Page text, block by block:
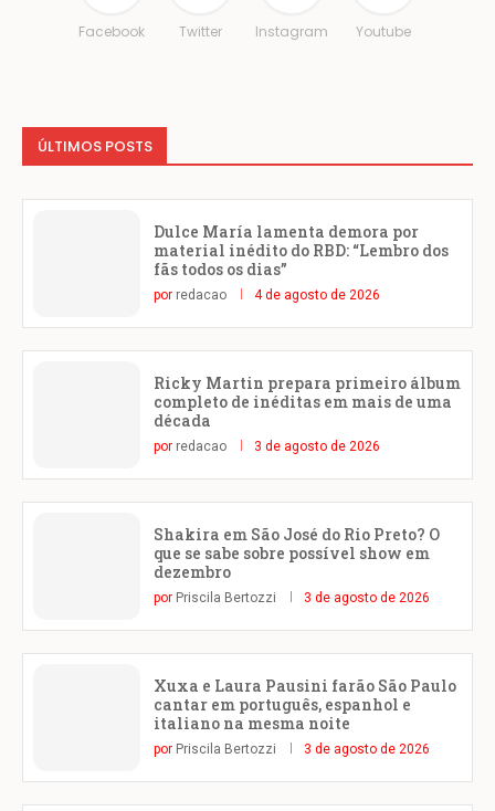
Facebook Twitter Instagram Youtube
ÚLTIMOS POSTS
Dulce María lamenta demora por
material inédito do RBD: “Lembro dos
fãs todos os dias”
por redacao 4 de agosto de 2026
Ricky Martin prepara primeiro álbum
completo de inéditas em mais de uma
década
por redacao 3 de agosto de 2026
Shakira em São José do Rio Preto? O
que se sabe sobre possível show em
dezembro
por Priscila Bertozzi 3 de agosto de 2026
Xuxa e Laura Pausini farão São Paulo
cantar em português, espanhol e
italiano na mesma noite
por Priscila Bertozzi 3 de agosto de 2026